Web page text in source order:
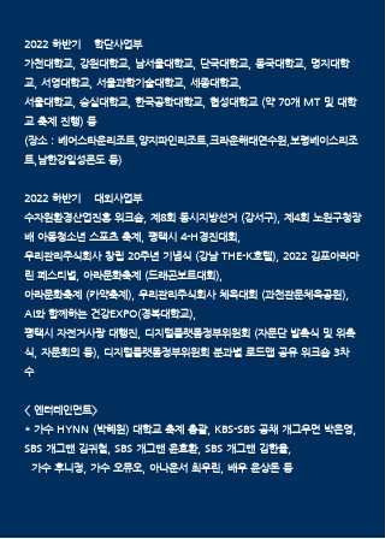
2022 하반기 _ 학단사업부
가천대학교, 강원대학교, 남서울대학교, 단국대학교, 동국대학교, 명지대학
교, 서영대학교, 서울과학기술대학교, 세종대학교,
서울대학교, 숭실대학교, 한국공학대학교, 협성대학교 (약 70개 MT 및 대학
교 축제 진행) 등
(장소 : 베어스타운리조트,양지파인리조트,크라운해태연수원,보령베이스리조
트,남한강일성콘도 등)
2022 하반기 _ 대외사업부
수자원환경산업진흥 워크숍, 제8회 동시지방선거 (강서구), 제4회 노원구청장
배 아동청소년 스포츠 축제, 평택시 4-H경진대회,
우리관리주식회사 창립 20주년 기념식 (강남 THE-K호텔), 2022 김포아라마
린 페스티벌, 아라문화축제 (드래곤보트대회),
아라문화축제 (카약축제), 우리관리주식회사 체육대회 (과천관문체육공원),
AI와 함께하는 건강EXPO(경복대학교),
평택시 자전거사랑 대행진, 디지털플랫폼정부위원회 (자문단 발촉식 및 위촉
식, 자문회의 등), 디지털플랫폼정부위원회 분과별 로드맵 공유 워크숍 3차
수
< 엔터테인먼트>
* 가수 HYNN (박혜원) 대학교 축제 총괄, KBS-SBS 공채 개그우먼 박은영,
SBS 개그맨 김귀철, SBS 개그맨 윤효환, SBS 개그맨 김한율,
가수 후니정, 가수 오뮤오, 아나운서 최우린, 배우 윤상돈 등